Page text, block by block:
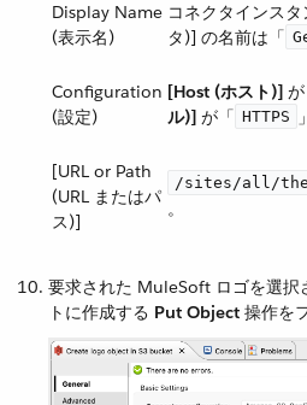
Display Name
(表示名)
コネクタインス
タ)] の名前は「​
Configuration
(設定)
[Host (ホスト)]
ル)] ​ が「​ HTTPS
[URL or Path
(URL またはパ
ス)]
/sites/all/
。
要求された MuleSoft ロゴを選択
トに作成する ​ Put Object 操作を